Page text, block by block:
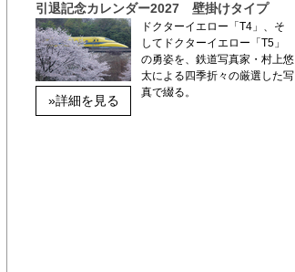
引退記念カレンダー2027 壁掛けタイプ
»詳細を見る
ドクターイエロー「T4」、そ
してドクターイエロー「T5」
の勇姿を、鉄道写真家・村上悠
太による四季折々の厳選した写
真で綴る。